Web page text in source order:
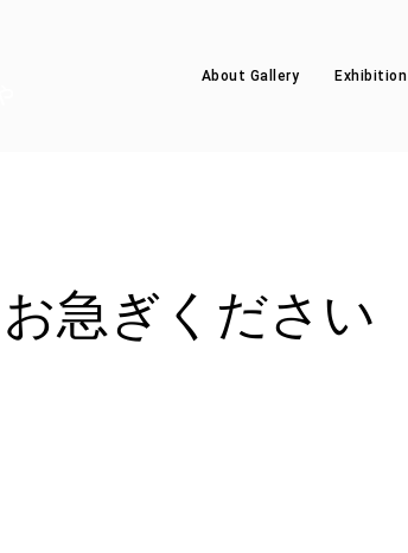
About Gallery Exhibition
急ぎください